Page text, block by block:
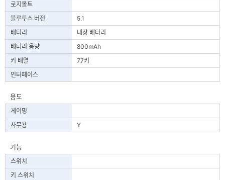
로지볼트
블루투스 버전
5.1
배터리
내장 배터리
배터리 용량
800mAh
키 배열
77키
인터페이스
용도
게이밍
사무용
Y
기능
스위치
키 스위치